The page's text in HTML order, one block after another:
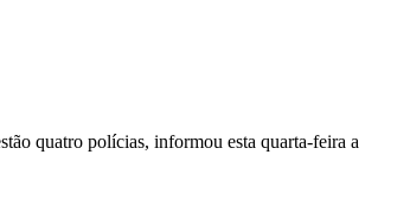
quatro polícias, informou esta quarta-feira a